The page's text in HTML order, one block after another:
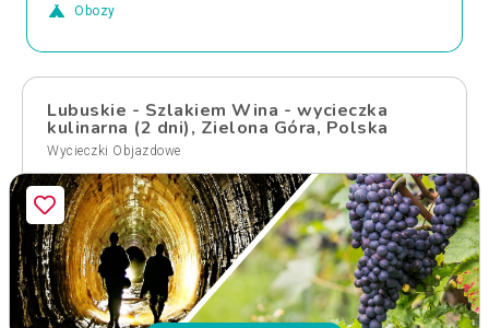
Obozy
Lubuskie - Szlakiem Wina - wycieczka
kulinarna (2 dni), Zielona Góra, Polska
Wycieczki Objazdowe